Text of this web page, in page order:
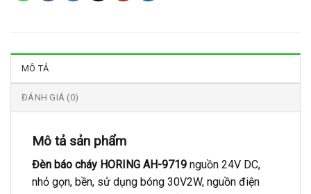
MÔ TẢ
ĐÁNH GIÁ (0)
Mô tả sản phẩm
Đèn báo cháy HORING AH-9719 nguồn 24V DC,
nhỏ gọn, bền, sử dụng bóng 30V2W, nguồn điện